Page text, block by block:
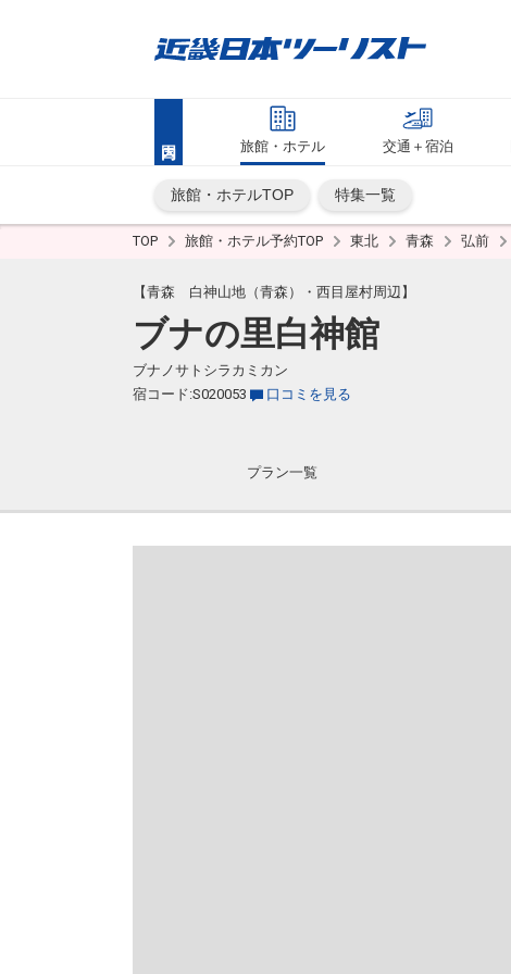
旅館・ホテル 交通＋宿泊
旅館・ホテルTOP 特集一覧
TOP 旅館・ホテル予約TOP 東北 青森 弘前
【青森 白神山地（青森）・西目屋村周辺】
ブナの里白神館
ブナノサトシラカミカン
宿コード:S020053
口コミを見る
プラン一覧